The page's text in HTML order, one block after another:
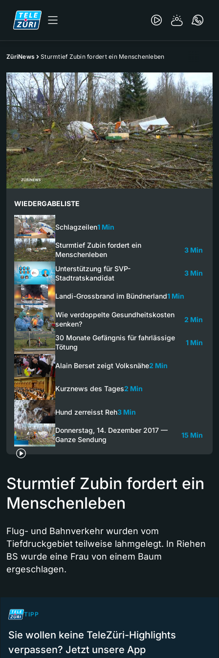
ZüriNews Sturmtief Zubin fordert ein Menschenleben
WIEDERGABELISTE
Schlagzeilen1 Min
Sturmtief Zubin fordert ein
Menschenleben
3 Min
Unterstützung für SVP-
Stadtratskandidat
3 Min
Landi-Grossbrand im Bündnerland1 Min
Wie verdoppelte Gesundheitskosten
senken?
2 Min
30 Monate Gefängnis für fahrlässige
Tötung
1 Min
Alain Berset zeigt Volksnähe2 Min
Kurznews des Tages2 Min
Hund zerreisst Reh3 Min
Donnerstag, 14. Dezember 2017 —
Ganze Sendung
15 Min
Sturmtief Zubin fordert ein
Menschenleben
Flug- und Bahnverkehr wurden vom
Tiefdruckgebiet teilweise lahmgelegt. In Riehen
BS wurde eine Frau von einem Baum
ergeschlagen.
TIPP
Sie wollen keine TeleZüri-Highlights
verpassen? Jetzt unsere App